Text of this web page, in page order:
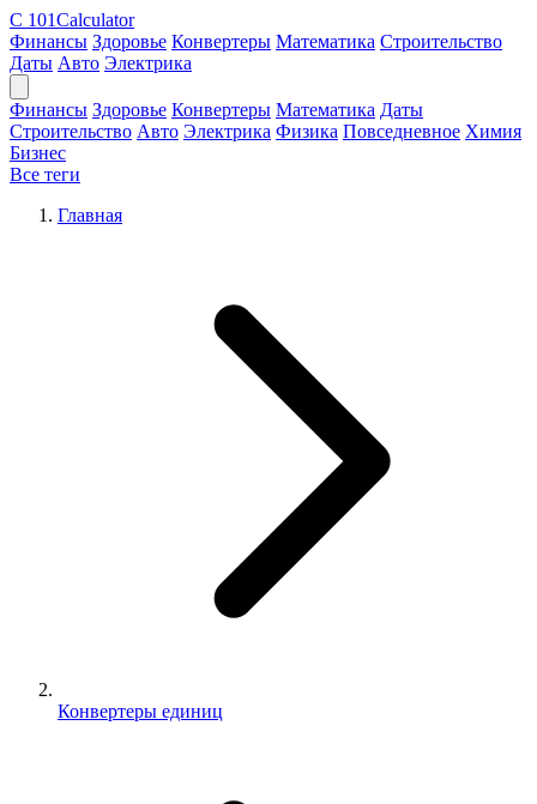
C 101Calculator
Финансы Здоровье Конвертеры Математика Строительство
Даты Авто Электрика
Финансы Здоровье Конвертеры Математика Даты
Строительство Авто Электрика Физика Повседневное Химия
Бизнес
Все теги
Главная
Конвертеры единиц